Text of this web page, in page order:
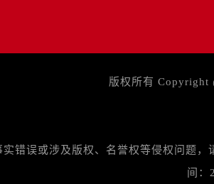
家庵区国庆中路欧米茄售后服务中心（需
雨山区湖南西路欧米茄售后服务中心（需
桥区人民中路欧米茄售后服务中心（需提
版权所有 Copyright
错误或涉及版权、名誉权等侵权问题
间：